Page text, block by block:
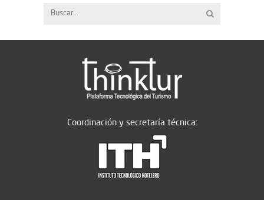
Coordinación y secretaría técnica: